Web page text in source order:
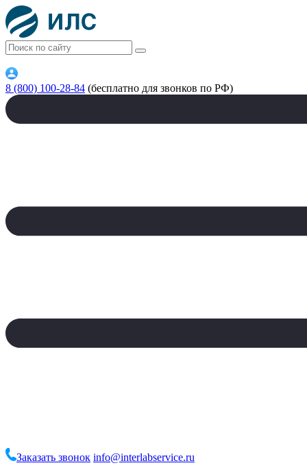
8 (800) 100-28-84 (бесплатно для звонков по РФ)
Заказать звонок info@interlabservice.ru